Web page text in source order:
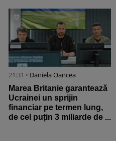
21:31 • Daniela Oancea
Marea Britanie garantează
Ucrainei un sprijin
financiar pe termen lung,
de cel puțin 3 miliarde de ...